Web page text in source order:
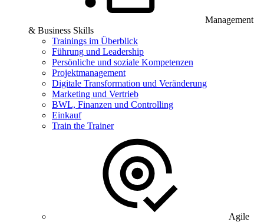
Management
& Business Skills
Trainings im Überblick
Führung und Leadership
Persönliche und soziale Kompetenzen
Projektmanagement
Digitale Transformation und Veränderung
Marketing und Vertrieb
BWL, Finanzen und Controlling
Einkauf
Train the Trainer
Agile